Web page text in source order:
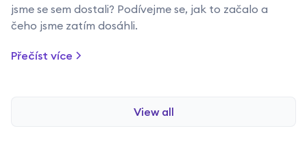
jsme se sem dostali? Podívejme se, jak to začalo a
čeho jsme zatím dosáhli.
Přečíst více
View all